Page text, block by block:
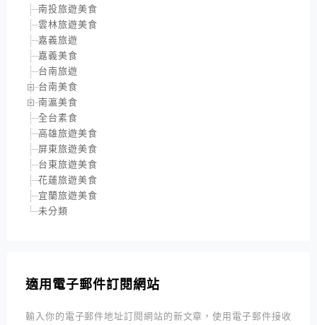
南投旅遊美食
雲林旅遊美食
嘉義旅遊
嘉義美食
台南旅遊
台南美食
南瀛美食
全台素食
高雄旅遊美食
屏東旅遊美食
台東旅遊美食
花蓮旅遊美食
宜蘭旅遊美食
未分類
適用電子郵件訂閱網站
輸入你的電子郵件地址訂閱網站的新文章，使用電子郵件接收